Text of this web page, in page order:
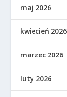
maj 2026
kwiecień 2026
marzec 2026
luty 2026